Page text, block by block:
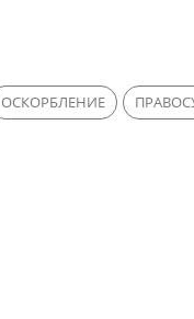
ОСКОРБЛЕНИЕ